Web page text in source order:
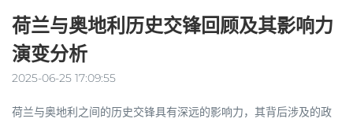
荷兰与奥地利历史交锋回顾及其影响力
演变分析
2025-06-25 17:09:55
荷兰与奥地利之间的历史交锋具有深远的影响力，其背后涉及的政